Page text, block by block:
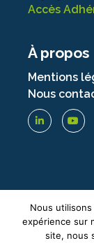
Accès
À propos
Mentions
Nous
Nous
expérience sur
site, nous